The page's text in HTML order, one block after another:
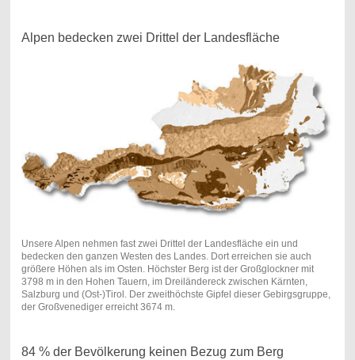
Alpen bedecken zwei Drittel der Landesfläche
Unsere Alpen nehmen fast zwei Drittel der Landesfläche ein und
bedecken den ganzen Westen des Landes. Dort erreichen sie auch
größere Höhen als im Osten. Höchster Berg ist der Großglockner mit
3798 m in den Hohen Tauern, im Dreiländereck zwischen Kärnten,
Salzburg und (Ost-)Tirol. Der zweithöchste Gipfel dieser Gebirgsgruppe,
der Großvenediger erreicht 3674 m.
84 % der Bevölkerung keinen Bezug zum Berg